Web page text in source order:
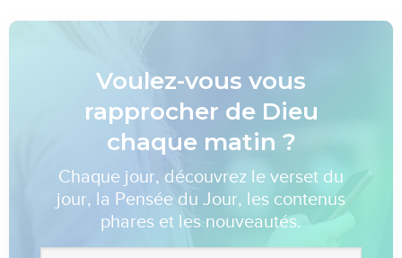
Voulez-vous vous
rapprocher de Dieu
chaque matin ?
Chaque jour, découvrez le verset du
jour, la Pensée du Jour, les contenus
phares et les nouveautés.